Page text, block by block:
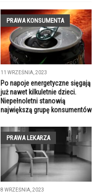
PRAWA KONSUMENTA
11 WRZEŚNIA, 2023
Po napoje energetyczne sięgają
już nawet kilkuletnie dzieci.
Niepełnoletni stanowią
największą grupę konsumentów
PRAWA LEKARZA
8 WRZEŚNIA, 2023